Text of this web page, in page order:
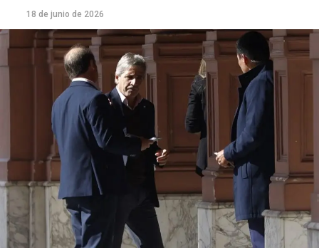
18 de junio de 2026